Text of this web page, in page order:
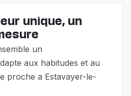
unique, un
un
aux habitudes et au
proche a Estavayer-le-